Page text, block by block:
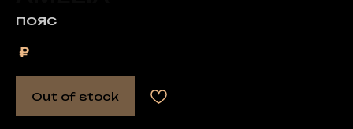
ПОЯС
₽
Out of stock